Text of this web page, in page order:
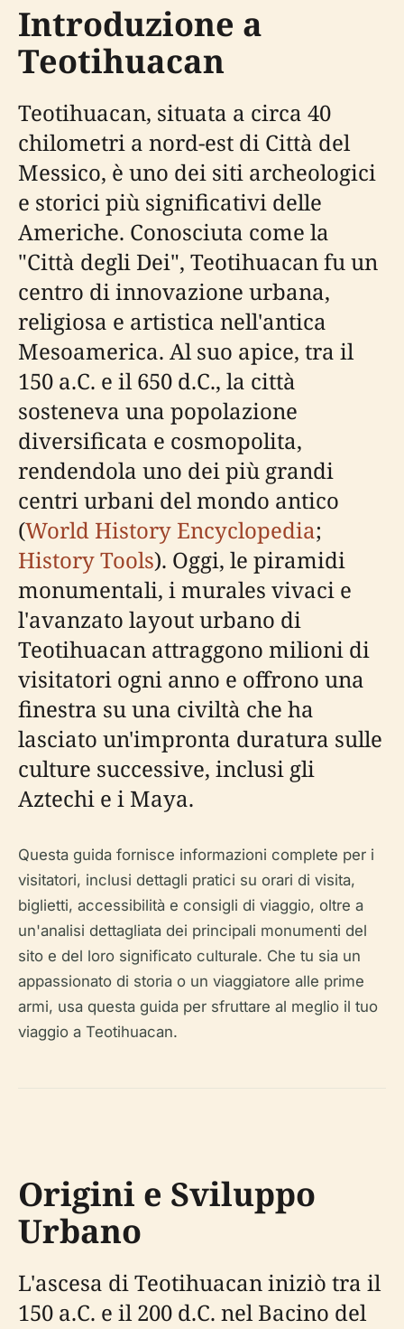
Introduzione a
Teotihuacan
Teotihuacan, situata a circa 40
chilometri a nord-est di Città del
Messico, è uno dei siti archeologici
e storici più significativi delle
Americhe. Conosciuta come la
"Città degli Dei", Teotihuacan fu un
centro di innovazione urbana,
religiosa e artistica nell'antica
Mesoamerica. Al suo apice, tra il
150 a.C. e il 650 d.C., la città
sosteneva una popolazione
diversificata e cosmopolita,
rendendola uno dei più grandi
centri urbani del mondo antico
(World History Encyclopedia;
History Tools). Oggi, le piramidi
monumentali, i murales vivaci e
l'avanzato layout urbano di
Teotihuacan attraggono milioni di
visitatori ogni anno e offrono una
finestra su una civiltà che ha
lasciato un'impronta duratura sulle
culture successive, inclusi gli
Aztechi e i Maya.
Questa guida fornisce informazioni complete per i
visitatori, inclusi dettagli pratici su orari di visita,
biglietti, accessibilità e consigli di viaggio, oltre a
un'analisi dettagliata dei principali monumenti del
sito e del loro significato culturale. Che tu sia un
appassionato di storia o un viaggiatore alle prime
armi, usa questa guida per sfruttare al meglio il tuo
viaggio a Teotihuacan.
Origini e Sviluppo
Urbano
L'ascesa di Teotihuacan iniziò tra il
150 a.C. e il 200 d.C. nel Bacino del